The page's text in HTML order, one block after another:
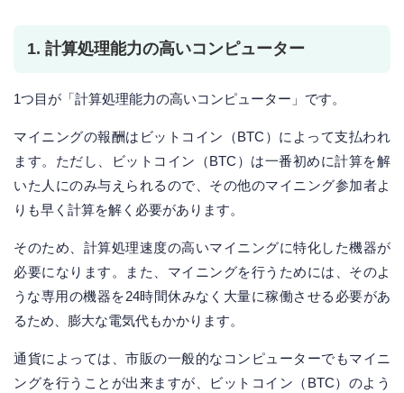
1. 計算処理能力の高いコンピューター
1つ目が「計算処理能力の高いコンピューター」です。
マイニングの報酬はビットコイン（BTC）によって支払われ
ます。ただし、ビットコイン（BTC）は一番初めに計算を解
いた人にのみ与えられるので、その他のマイニング参加者よ
りも早く計算を解く必要があります。
そのため、計算処理速度の高いマイニングに特化した機器が
必要になります。また、マイニングを行うためには、そのよ
うな専用の機器を24時間休みなく大量に稼働させる必要があ
るため、膨大な電気代もかかります。
通貨によっては、市販の一般的なコンピューターでもマイニ
ングを行うことが出来ますが、ビットコイン（BTC）のよう